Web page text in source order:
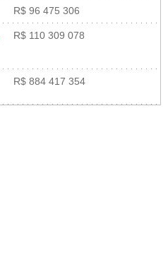
R$ 96 475 306
R$ 110 309 078
R$ 884 417 354